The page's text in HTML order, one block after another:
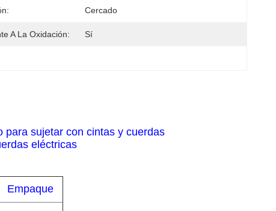
Cercado
A La Oxidación: Sí
para sujetar con cintas y cuerdas
eléctricas
Empaque